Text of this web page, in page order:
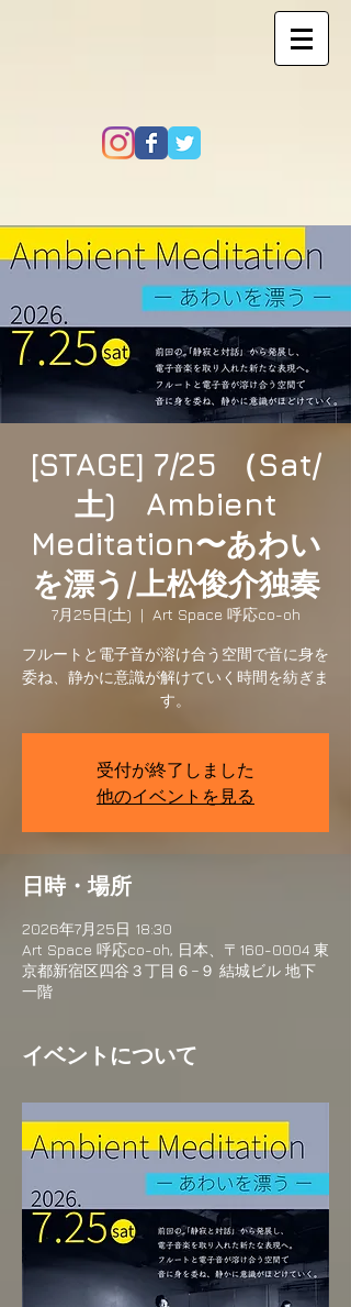
[STAGE] 7/25 （Sat/
土) Ambient
Meditation〜あわい
を漂う/上松俊介独奏
7月25日(土)
  |
Art Space 呼応co-oh
フルートと電子音が溶け合う空間で音に身を
委ね、静かに意識が解けていく時間を紡ぎま
す。
受付が終了しました
他のイベントを見る
日時・場所
2026年7月25日 18:30
Art Space 呼応co-oh, 日本、〒160-0004 東
京都新宿区四谷３丁目６−９ 結城ビル 地下
一階
イベントについて